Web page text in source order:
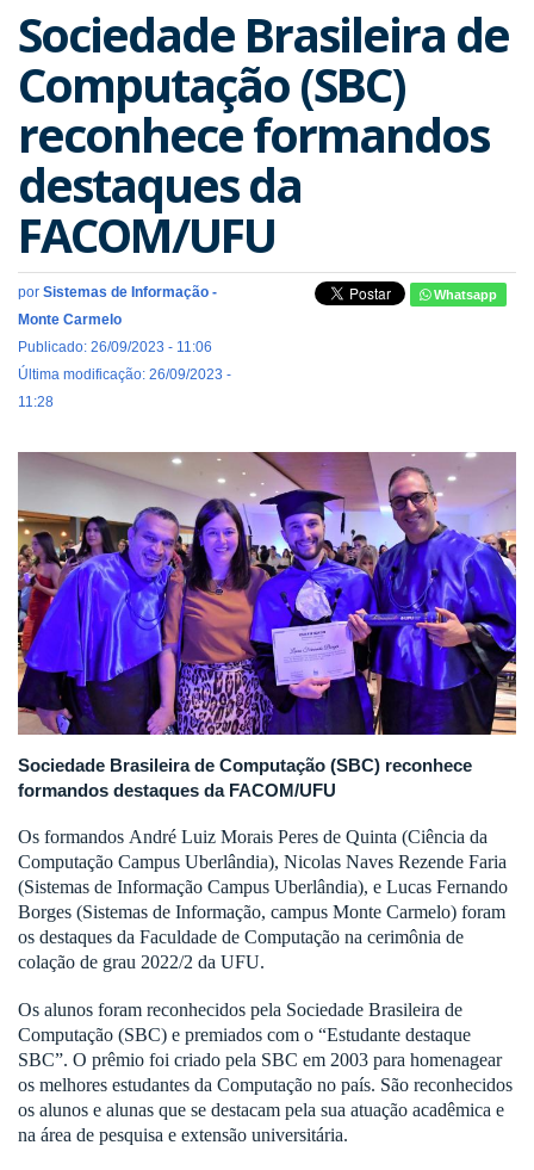
Sociedade Brasileira de
Computação (SBC)
reconhece formandos
destaques da
FACOM/UFU
por Sistemas de Informação -
Monte Carmelo
Publicado: 26/09/2023 - 11:06
Última modificação: 26/09/2023 -
11:28
Whatsapp
Sociedade Brasileira de Computação (SBC) reconhece
formandos destaques da FACOM/UFU
Os formandos André Luiz Morais Peres de Quinta (Ciência da
Computação Campus Uberlândia), Nicolas Naves Rezende Faria
(Sistemas de Informação Campus Uberlândia), e Lucas Fernando
Borges (Sistemas de Informação, campus Monte Carmelo) foram
os destaques da Faculdade de Computação na cerimônia de
colação de grau 2022/2 da UFU.
Os alunos foram reconhecidos pela Sociedade Brasileira de
Computação (SBC) e premiados com o “Estudante destaque
SBC”. O prêmio foi criado pela SBC em 2003 para homenagear
os melhores estudantes da Computação no país. São reconhecidos
os alunos e alunas que se destacam pela sua atuação acadêmica e
na área de pesquisa e extensão universitária.